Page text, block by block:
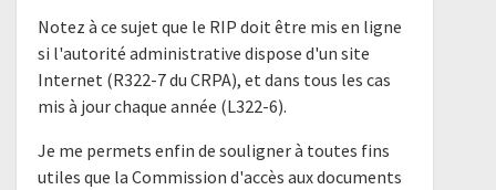
Notez à ce sujet que le RIP doit être mis en ligne
si l'autorité administrative dispose d'un site
Internet (R322-7 du CRPA), et dans tous les cas
mis à jour chaque année (L322-6).
Je me permets enfin de souligner à toutes fins
utiles que la Commission d'accès aux documents